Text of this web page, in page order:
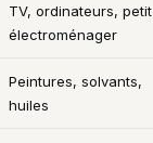
TV, ordinateurs, petit
électroménager
Peintures, solvants,
huiles